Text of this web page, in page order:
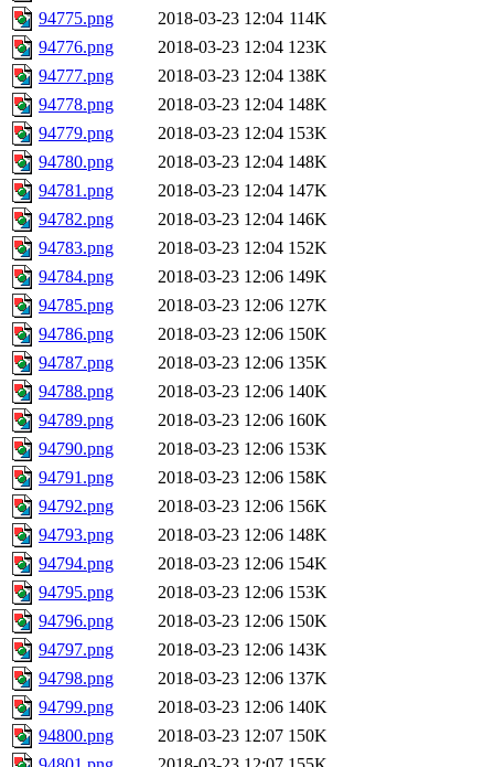
94775.png
2018-03-23 12:04 114K
94776.png
2018-03-23 12:04 123K
94777.png
2018-03-23 12:04 138K
94778.png
2018-03-23 12:04 148K
94779.png
2018-03-23 12:04 153K
94780.png
2018-03-23 12:04 148K
94781.png
2018-03-23 12:04 147K
94782.png
2018-03-23 12:04 146K
94783.png
2018-03-23 12:04 152K
94784.png
2018-03-23 12:06 149K
94785.png
2018-03-23 12:06 127K
94786.png
2018-03-23 12:06 150K
94787.png
2018-03-23 12:06 135K
94788.png
2018-03-23 12:06 140K
94789.png
2018-03-23 12:06 160K
94790.png
2018-03-23 12:06 153K
94791.png
2018-03-23 12:06 158K
94792.png
2018-03-23 12:06 156K
94793.png
2018-03-23 12:06 148K
94794.png
2018-03-23 12:06 154K
94795.png
2018-03-23 12:06 153K
94796.png
2018-03-23 12:06 150K
94797.png
2018-03-23 12:06 143K
94798.png
2018-03-23 12:06 137K
94799.png
2018-03-23 12:06 140K
94800.png
2018-03-23 12:07 150K